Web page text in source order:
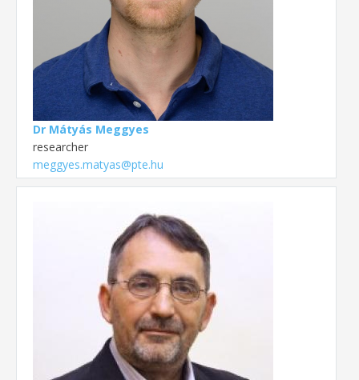
Dr Mátyás Meggyes
researcher
meggyes.matyas@pte.hu